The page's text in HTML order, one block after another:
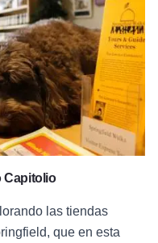
Capitolio
las tiendas
que en esta